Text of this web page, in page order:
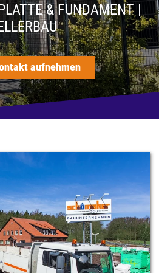
& FUNDAMENT |
aufnehmen